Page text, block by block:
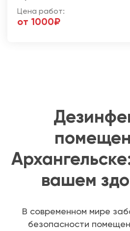
Цена работ:
от 1000₽
вашем
В современном мире
безопасности